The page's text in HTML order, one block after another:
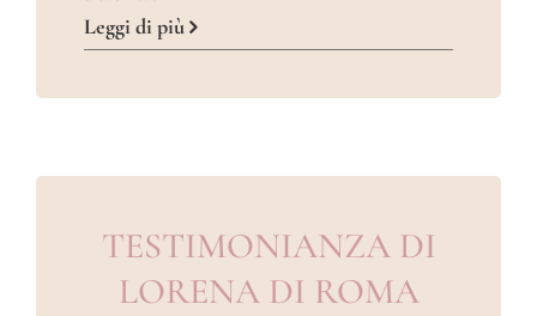
TESTIMONIANZA
DI
Leggi di più
TESTIMONIANZA DI
LORENA DI ROMA